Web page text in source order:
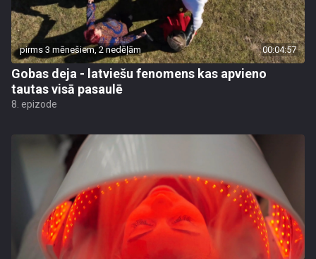
pirms 3 mēnešiem, 2 nedēļām 00:04:57
Gobas deja - latviešu fenomens kas apvieno
tautas visā pasaulē
8. epizode